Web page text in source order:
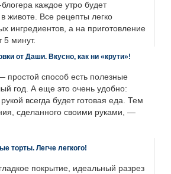
каждое утро будет
животе. Все рецепты легко
ингредиентов, а на приготовление
5 минут.
от Даши. Вкусно, как ни «крути»!
простой способ есть полезные
год. А еще это очень удобно:
всегда будет готовая еда. Тем
сделанного своими руками, —
торты. Легче легкого!
покрытие, идеальный разрез